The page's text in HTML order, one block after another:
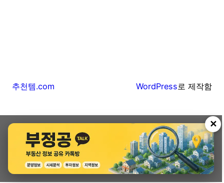
추천템.com WordPress로 제작함
✕